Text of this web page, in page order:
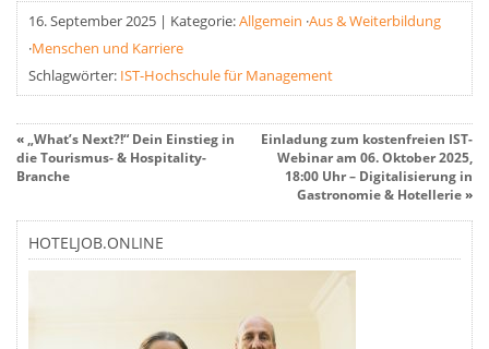
16. September 2025 | Kategorie:Allgemein ·Aus & Weiterbildung
·Menschen und Karriere
Schlagwörter: IST-Hochschule für Management
« „What’s Next?!“ Dein Einstieg in
die Tourismus- & Hospitality-
Branche
Einladung zum kostenfreien IST-
Webinar am 06. Oktober 2025,
18:00 Uhr – Digitalisierung in
Gastronomie & Hotellerie»
HOTELJOB.ONLINE